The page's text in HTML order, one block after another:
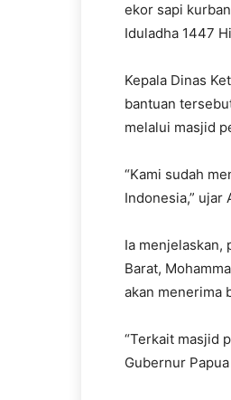
ekor sapi
Iduladha 1447
Kepala Dinas
bantuan
melalui masjid
“Kami sudah
Indonesia,” ujar
Ia menjelaskan,
Barat,
akan menerima
“Terkait masjid
Gubernur